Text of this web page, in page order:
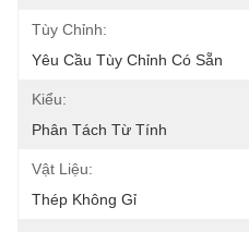
Tùy Chỉnh:
Yêu Cầu Tùy Chỉnh Có Sẵn
Kiểu:
Phân Tách Từ Tính
Vật Liệu:
Thép Không Gỉ